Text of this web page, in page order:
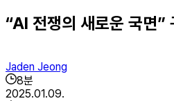
“AI 전쟁의 새로운 국면
Jaden Jeong
8분
2025.01.09.